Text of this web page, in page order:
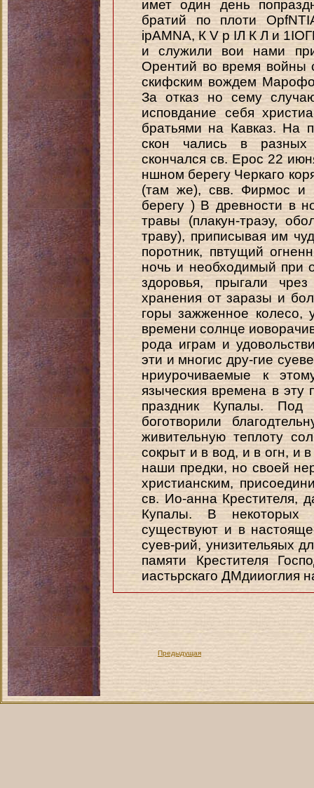
имет один день
братий по плоти
ipAMNA, К V р IЛ К Л и
и служили вои нами
Орентий во время войны
скифским вождем
За отказ но сему
исповдание себя
братьями на Кавказ. На
скон чались в
скончался св. Ерос 22
ншном берегу Черкаго
(там же), свв. Фирмос и
берегу ) В древности в
травы (плакун-траэу,
траву), приписывая им
поротник, пвтущий
ночь и необходимый при
здоровья, прыгали
хранения от заразы и
горы зажженное колесо,
времени солнце
рода играм и
эти и многис дру-гие
нриурочиваемые к
языческия времена в эту
праздник Купалы.
боготворили
живительную теплоту
сокрыт и в вод, и в огн, и
наши предки, но своей
христианским,
св. Ио-анна Крестителя,
Купалы. В некоторых
существуют и в
суев-рий, унизительяых
памяти Крестителя
иастьрскаго ДМдииоглия
Предыдущая